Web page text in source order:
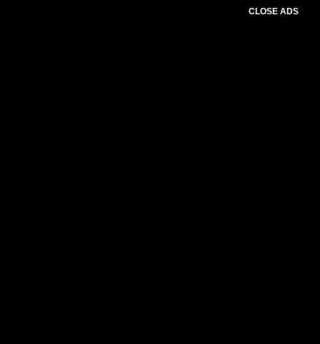
CLOSE ADS